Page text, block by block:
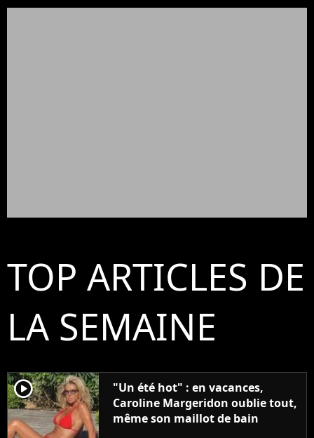
TOP ARTICLES DE
LA SEMAINE
player2
"Un été hot" : en vacances,
Caroline Margeridon oublie tout,
même son maillot de bain